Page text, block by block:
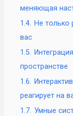
меняющая
1.4. Не только
вас
1.5.
пространстве
1.6.
реагирует на
1.7. Умные